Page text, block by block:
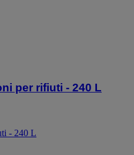
per rifiuti - 240 L
- 240 L